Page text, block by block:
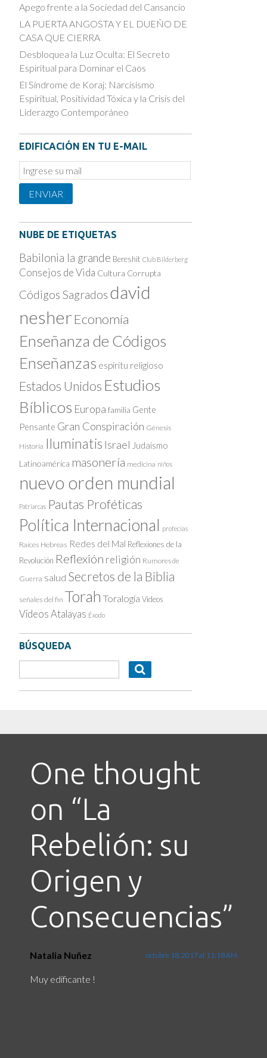
Apego frente a la Sociedad del Cansancio
LA PUERTA ANGOSTA Y EL DUEÑO DE
CASA QUE CIERRA
Desbloquea la Luz Oculta: El Secreto
Espiritual para Dominar el Caos
El Síndrome de Koraj: Narcisismo
Espiritual, Positividad Tóxica y la Crisis del
Liderazgo Contemporáneo
EDIFICACIÓN EN TU E-MAIL
Email
Subscription
ENVIAR
NUBE DE ETIQUETAS
Babilonia la grande Bereshit Club Bilderberg
Consejos de Vida Cultura Corrupta
Códigos Sagrados david
nesher Economía
Enseñanza de Códigos
Enseñanzas espíritu religioso
Estados Unidos Estudios
Bíblicos Europa familia Gente
Pensante Gran Conspiración Génesis
Historia Iluminatis Israel Judaísmo
Latinoamérica masonería medicina niños
nuevo orden mundial
Patriarcas Pautas Proféticas
Política Internacional profecías
Raíces Hebreas Redes del Mal Reflexiones de la
Revolución Reflexión religión Rumores de
Guerra salud Secretos de la Biblia
señales del fin Torah Toralogía Videos
Videos Atalayas Éxodo
BÚSQUEDA
One thought
on “La
Rebelión: su
Origen y
Consecuencias”
Natalia Nuñez octubre 18, 2017 at 11:18 AM
Muy edificante !